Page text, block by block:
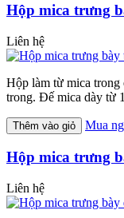
Hộp mica trưng
Liên hệ
Hộp làm từ mica trong
trong. Đế mica dày từ
Thêm vào giỏ Mua
Hộp mica trưng
Liên hệ